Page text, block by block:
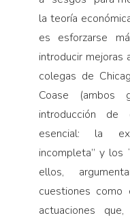
la teoría
es esforzarse
introducir mejoras
colegas de
Coase (ambos
introducción
esencial: la
incompleta” y los
ellos,
cuestiones como
actuaciones